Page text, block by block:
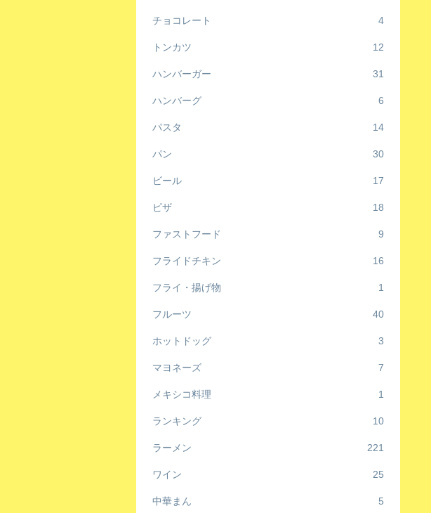
チョコレート 4
トンカツ 12
ハンバーガー 31
ハンバーグ 6
パスタ 14
パン 30
ビール 17
ピザ 18
ファストフード 9
フライドチキン 16
フライ・揚げ物 1
フルーツ 40
ホットドッグ 3
マヨネーズ 7
メキシコ料理 1
ランキング 10
ラーメン 221
ワイン 25
中華まん 5